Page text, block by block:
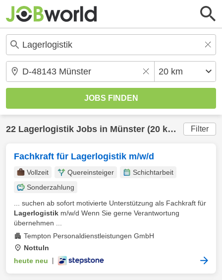
22 Lagerlogistik Jobs in Münster (20 km) gefunden Filter
Fachkraft für Lagerlogistik m/w/d
Vollzeit Quereinsteiger
Schichtarbeit
Sonderzahlung
... suchen ab sofort motivierte Unterstützung als Fachkraft für
Lagerlogistik m/w/d Wenn Sie gerne Verantwortung
übernehmen ...
Tempton Personaldienstleistungen GmbH
Nottuln
heute neu